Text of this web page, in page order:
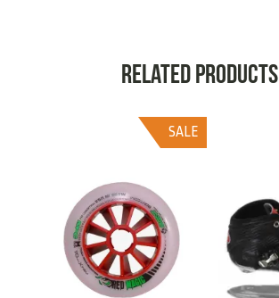
Related products
SALE